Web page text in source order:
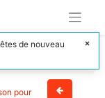
pour
de nouveau